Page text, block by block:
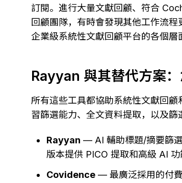
訂閱。進行大量文獻回顧、符合
回顧團隊，有時會發現其他工作流
企業級系統性文獻回顧平台的各個層
Rayyan 與其替代方案
所有這些工具都協助系統性文獻回
習篩選能力、全文資料提取，以及篩
Rayyan — AI 輔助標題/摘要篩
版本提供 PICO 提取和高級 AI 功
Covidence — 最廣泛採用的付